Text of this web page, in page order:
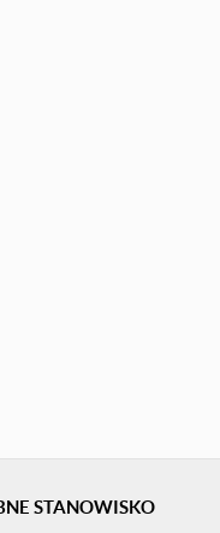
STANOWISKO